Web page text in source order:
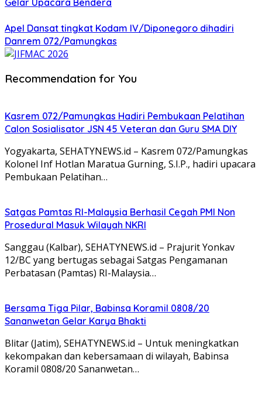
Gelar Upacara Bendera
Apel Dansat tingkat Kodam lV/Diponegoro dihadiri
Danrem 072/Pamungkas
Recommendation for You
Kasrem 072/Pamungkas Hadiri Pembukaan Pelatihan
Calon Sosialisator JSN 45 Veteran dan Guru SMA DIY
Yogyakarta, SEHATYNEWS.id – Kasrem 072/Pamungkas
Kolonel Inf Hotlan Maratua Gurning, S.I.P., hadiri upacara
Pembukaan Pelatihan…
Satgas Pamtas RI-Malaysia Berhasil Cegah PMI Non
Prosedural Masuk Wilayah NKRI
Sanggau (Kalbar), SEHATYNEWS.id – Prajurit Yonkav
12/BC yang bertugas sebagai Satgas Pengamanan
Perbatasan (Pamtas) RI-Malaysia…
Bersama Tiga Pilar, Babinsa Koramil 0808/20
Sananwetan Gelar Karya Bhakti
Blitar (Jatim), SEHATYNEWS.id – Untuk meningkatkan
kekompakan dan kebersamaan di wilayah, Babinsa
Koramil 0808/20 Sananwetan…